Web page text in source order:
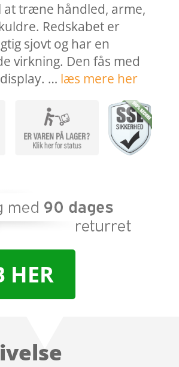
at træne håndled, arme,
Redskabet er
sjovt og har en
virkning. Den fås med
… læs mere her
HER